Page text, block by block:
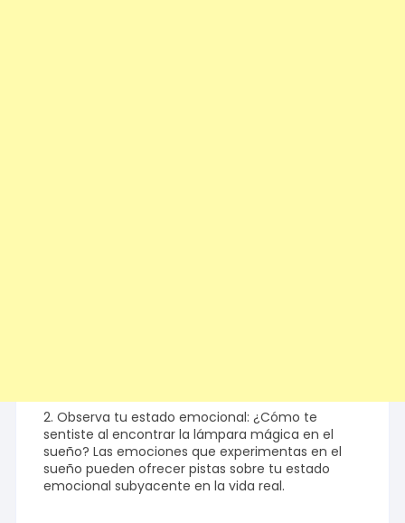
2. Observa tu estado emocional: ¿Cómo te
sentiste al encontrar la lámpara mágica en el
sueño? Las emociones que experimentas en el
sueño pueden ofrecer pistas sobre tu estado
emocional subyacente en la vida real.